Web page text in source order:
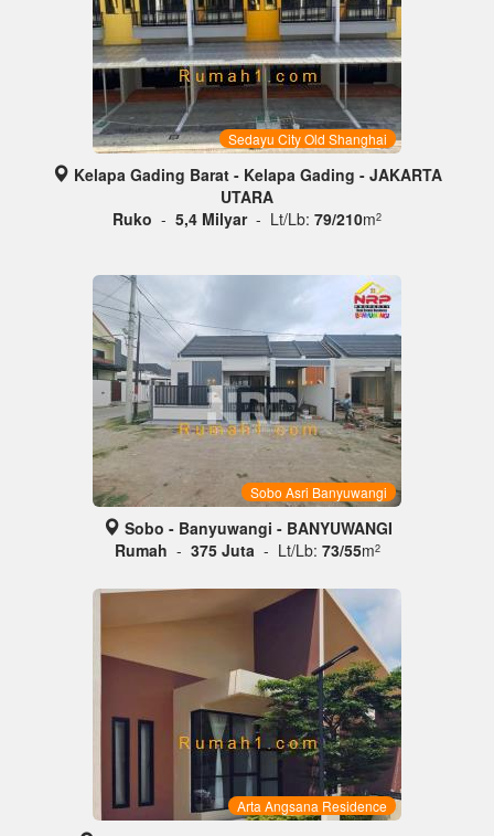
Sedayu City Old Shanghai
Kelapa Gading Barat - Kelapa Gading - JAKARTA
UTARA
Ruko - 5,4 Milyar - Lt/Lb: 79/210m2
Sobo Asri Banyuwangi
Sobo - Banyuwangi - BANYUWANGI
Rumah - 375 Juta - Lt/Lb: 73/55m2
Arta Angsana Residence